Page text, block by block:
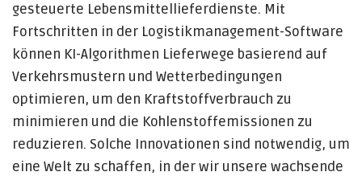
gesteuerte Lebensmittellieferdienste. Mit
Fortschritten in der Logistikmanagement-Software
können KI-Algorithmen Lieferwege basierend auf
Verkehrsmustern und Wetterbedingungen
optimieren, um den Kraftstoffverbrauch zu
minimieren und die Kohlenstoffemissionen zu
reduzieren. Solche Innovationen sind notwendig, um
eine Welt zu schaffen, in der wir unsere wachsende